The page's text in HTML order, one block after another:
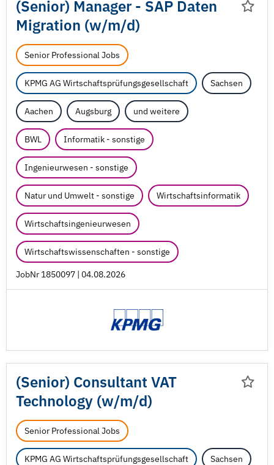
(Senior) Manager - SAP Daten
Migration (w/m/d)
Senior Professional Jobs
KPMG AG Wirtschaftsprüfungsgesellschaft Sachsen
Aachen Augsburg und weitere
BWL Informatik - sonstige
Ingenieurwesen - sonstige
Natur und Umwelt - sonstige Wirtschaftsinformatik
Wirtschaftsingenieurwesen
Wirtschaftswissenschaften - sonstige
JobNr 1850097 | 04.08.2026
(Senior) Consultant VAT
Technology (w/m/d)
Senior Professional Jobs
KPMG AG Wirtschaftsprüfungsgesellschaft Sachsen